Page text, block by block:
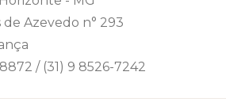
de Azevedo n° 293
/ (31) 9 8526-7242